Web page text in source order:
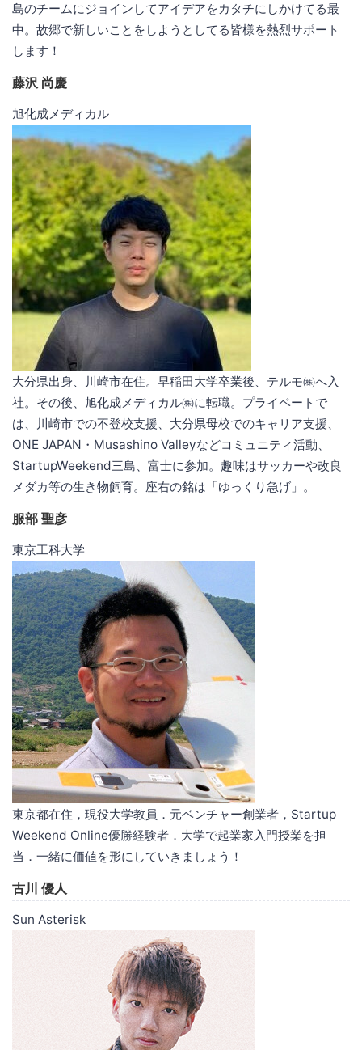
島のチームにジョインしてアイデアをカタチにしかけてる最
中。故郷で新しいことをしようとしてる皆様を熱烈サポート
します！
藤沢 尚慶
旭化成メディカル
大分県出身、川崎市在住。早稲田大学卒業後、テルモ㈱へ入
社。その後、旭化成メディカル㈱に転職。プライベートで
は、川崎市での不登校支援、大分県母校でのキャリア支援、
ONE JAPAN・Musashino Valleyなどコミュニティ活動、
StartupWeekend三島、富士に参加。趣味はサッカーや改良
メダカ等の生き物飼育。座右の銘は「ゆっくり急げ」。
服部 聖彦
東京工科大学
東京都在住，現役大学教員．元ベンチャー創業者，Startup
Weekend Online優勝経験者．大学で起業家入門授業を担
当．一緒に価値を形にしていきましょう！
古川 優人
Sun Asterisk